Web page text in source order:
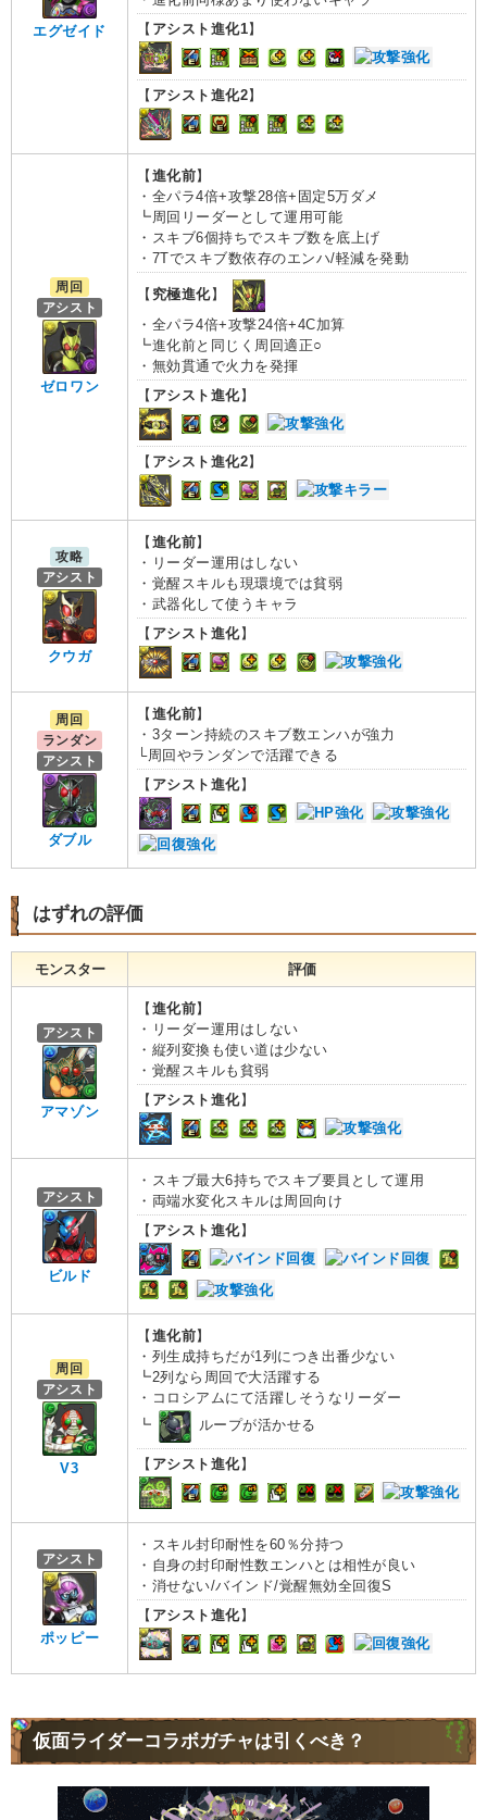
エグゼイド
【 アシスト進化1】
【 アシスト進化2】
周回
アシスト
ゼロワン
【 進化前】
・全パラ4倍+攻撃28倍+固定5万ダメ
┗周回リーダーとして運用可能
・スキブ6個持ちでスキブ数を底上げ
・7Tでスキブ数依存のエンハ/軽減を発動
【 究極進化】
・全パラ4倍+攻撃24倍+4C加算
┗進化前と同じく周回適正○
・無効貫通で火力を発揮
【 アシスト進化】
【 アシスト進化2】
攻略
アシスト
クウガ
【 進化前】
・リーダー運用はしない
・覚醒スキルも現環境では貧弱
・武器化して使うキャラ
【 アシスト進化】
周回
ランダン
アシスト
ダブル
【 進化前】
・3ターン持続のスキブ数エンハが強力
└周回やランダンで活躍できる
【 アシスト進化】
はずれの評価
モンスター 評価
アシスト
アマゾン
【 進化前】
・リーダー運用はしない
・縦列変換も使い道は少ない
・覚醒スキルも貧弱
【 アシスト進化】
アシスト
ビルド
・スキブ最大6持ちでスキブ要員として運用
・両端水変化スキルは周回向け
【 アシスト進化】
周回
アシスト
V3
【 進化前】
・列生成持ちだが1列につき出番少ない
┗2列なら周回で大活躍する
・コロシアムにて活躍しそうなリーダー
┗
ループが活かせる
【 アシスト進化】
アシスト
ポッピー
・スキル封印耐性を60％分持つ
・自身の封印耐性数エンハとは相性が良い
・消せない/バインド/覚醒無効全回復S
【 アシスト進化】
仮面ライダーコラボガチャは引くべき？